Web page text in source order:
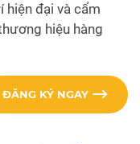
hiện đại và cẩm
hiệu hàng
ĐĂNG KÝ NGAY